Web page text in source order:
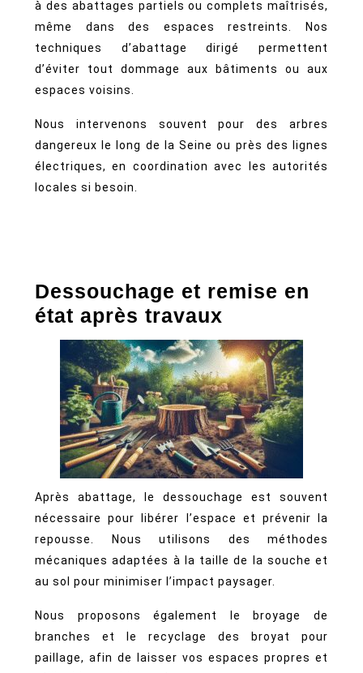
à des abattages partiels ou complets maîtrisés,
même dans des espaces restreints. Nos
techniques d’abattage dirigé permettent
d’éviter tout dommage aux bâtiments ou aux
espaces voisins.
Nous intervenons souvent pour des arbres
dangereux le long de la Seine ou près des lignes
électriques, en coordination avec les autorités
locales si besoin.
Dessouchage et remise en
état après travaux
Après abattage, le dessouchage est souvent
nécessaire pour libérer l’espace et prévenir la
repousse. Nous utilisons des méthodes
mécaniques adaptées à la taille de la souche et
au sol pour minimiser l’impact paysager.
Nous proposons également le broyage de
branches et le recyclage des broyat pour
paillage, afin de laisser vos espaces propres et